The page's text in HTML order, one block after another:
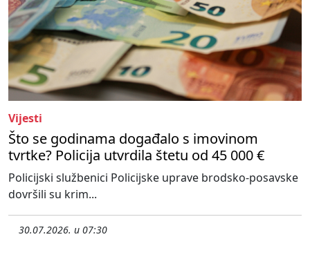
Vijesti
Što se godinama događalo s imovinom
tvrtke? Policija utvrdila štetu od 45 000 €
Policijski službenici Policijske uprave brodsko-posavske
dovršili su krim...
30.07.2026. u 07:30